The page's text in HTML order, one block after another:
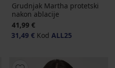
Grudnjak Martha protetski
nakon ablacije
41,99 €
31,49 € Kod ALL25